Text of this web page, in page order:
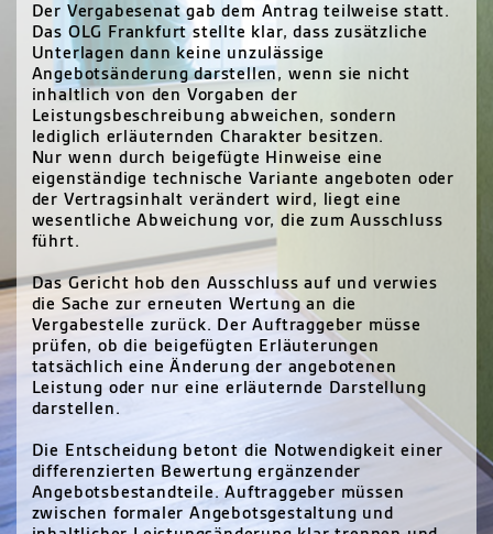
Der Vergabesenat gab dem Antrag teilweise statt.
Das OLG Frankfurt stellte klar, dass zusätzliche
Unterlagen dann keine unzulässige
Angebotsänderung darstellen, wenn sie nicht
inhaltlich von den Vorgaben der
Leistungsbeschreibung abweichen, sondern
lediglich erläuternden Charakter besitzen.
Nur wenn durch beigefügte Hinweise eine
eigenständige technische Variante angeboten oder
der Vertragsinhalt verändert wird, liegt eine
wesentliche Abweichung vor, die zum Ausschluss
führt.
Das Gericht hob den Ausschluss auf und verwies
die Sache zur erneuten Wertung an die
Vergabestelle zurück. Der Auftraggeber müsse
prüfen, ob die beigefügten Erläuterungen
tatsächlich eine Änderung der angebotenen
Leistung oder nur eine erläuternde Darstellung
darstellen.
Die Entscheidung betont die Notwendigkeit einer
differenzierten Bewertung ergänzender
Angebotsbestandteile. Auftraggeber müssen
zwischen formaler Angebotsgestaltung und